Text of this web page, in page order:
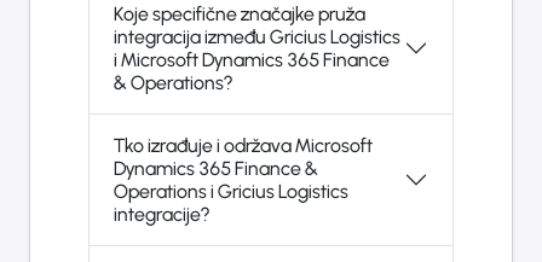
Koje specifične značajke pruža
integracija između Gricius Logistics
i Microsoft Dynamics 365 Finance
& Operations?
Tko izrađuje i održava Microsoft
Dynamics 365 Finance &
Operations i Gricius Logistics
integracije?